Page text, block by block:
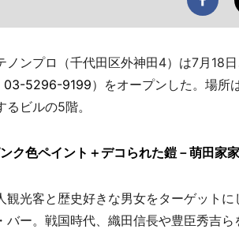
ンプロ（千代田区外神田4）は7月18
03-5296-9199）をオープンした。場所
るビルの5階。
ク色ペイント＋デコられた鎧－萌田家
光客と歴史好きな男女をターゲット
バー。戦国時代、織田信長や豊臣秀吉